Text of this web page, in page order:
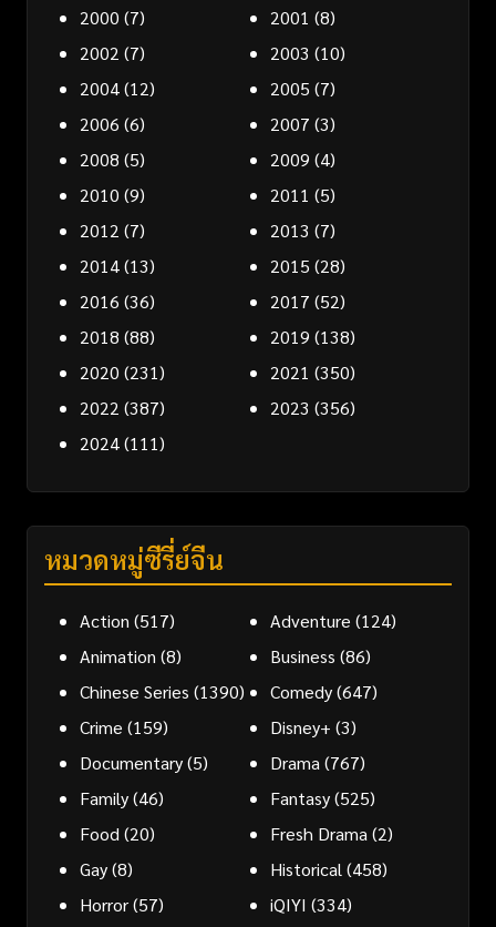
2000 (7) 2001 (8)
2002 (7) 2003 (10)
2004(12) 2005 (7)
2006 (6) 2007 (3)
2008 (5) 2009 (4)
2010 (9) 2011 (5)
2012 (7) 2013 (7)
2014(13) 2015 (28)
2016 (36) 2017 (52)
2018 (88) 2019 (138)
2020 (231) 2021 (350)
2022 (387) 2023 (356)
2024(111)
หมวดหมู่ซีรี่ย์จีน
Action (517) Adventure (124)
Animation (8) Business (86)
Chinese Series (1390) Comedy(647)
Crime (159) Disney+ (3)
Documentary(5) Drama (767)
Family(46) Fantasy(525)
Food (20) Fresh Drama (2)
Gay(8) Historical (458)
Horror(57) iQIYI (334)